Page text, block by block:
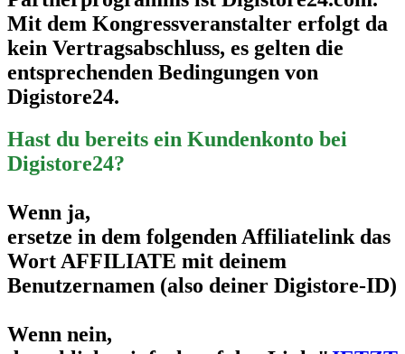
Mit dem Kongressveranstalter erfolgt da
kein Vertragsabschluss, es gelten die
entsprechenden Bedingungen von
Digistore24.
Hast du bereits ein Kundenkonto bei
Digistore24?
Wenn ja,
ersetze in dem folgenden Affiliatelink das
Wort AFFILIATE mit deinem
Benutzernamen (also deiner Digistore-ID)
Wenn nein,